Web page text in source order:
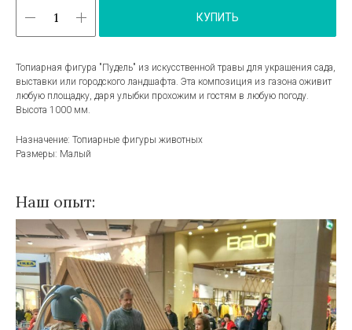
КУПИТЬ
Топиарная фигура "Пудель" из искусственной травы для украшения сада,
выставки или городского ландшафта. Эта композиция из газона оживит
любую площадку, даря улыбки прохожим и гостям в любую погоду.
Высота 1000 мм.
Назначение: Топиарные фигуры животных
Размеры: Малый
Наш опыт: